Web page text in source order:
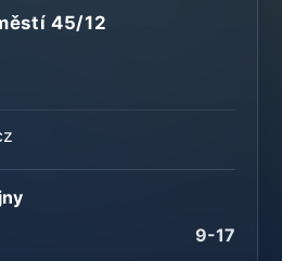
45/12
9-17